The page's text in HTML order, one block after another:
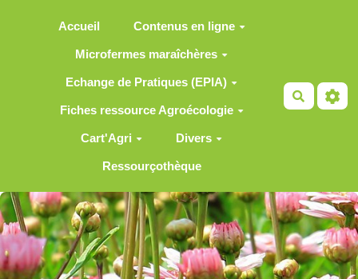
Accueil Contenus en ligne
Microfermes maraîchères
Echange de Pratiques (EPIA)
Fiches ressource Agroécologie
Cart'Agri Divers
Ressourçothèque